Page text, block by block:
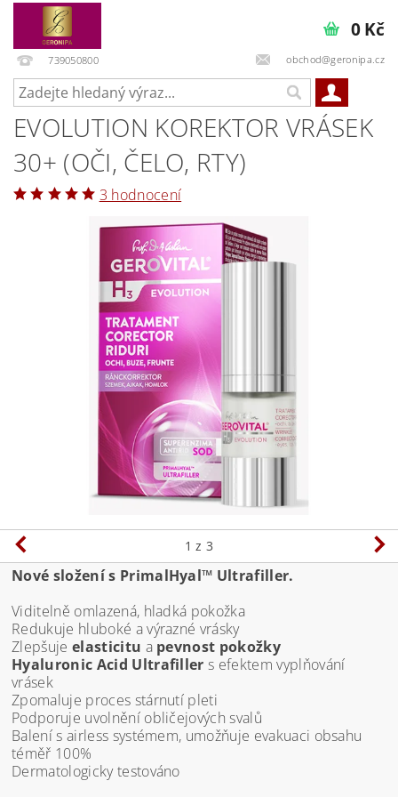
739050800 obchod@geronipa.cz
0 Kč
EVOLUTION KOREKTOR VRÁSEK
30+ (OČI, ČELO, RTY)
3 hodnocení
1 z 3
Nové složení s PrimalHyal™ Ultrafiller.
Viditelně omlazená, hladká pokožka
Redukuje hluboké a výrazné vrásky
Zlepšuje elasticitu a pevnost pokožky
Hyaluronic Acid Ultrafiller s efektem vyplňování
vrásek
Zpomaluje proces stárnutí pleti
Podporuje uvolnění obličejových svalů
Balení s airless systémem, umožňuje evakuaci obsahu
téměř 100%
Dermatologicky testováno